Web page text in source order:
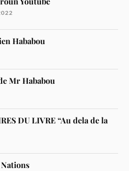
Hababou
Mr Hababou
DU LIVRE “Au dela de la